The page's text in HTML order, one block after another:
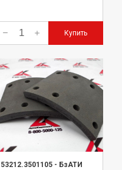
Купить
53212.3501105 - БзАТИ